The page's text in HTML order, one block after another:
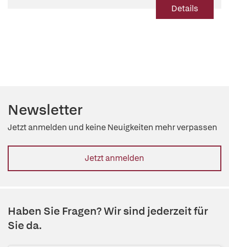
Details
Newsletter
Jetzt anmelden und keine Neuigkeiten mehr verpassen
Jetzt anmelden
Haben Sie Fragen? Wir sind jederzeit für
Sie da.